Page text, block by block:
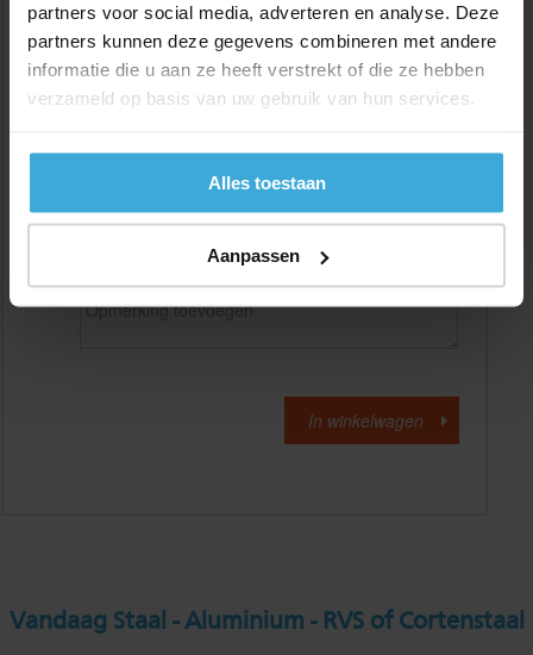
partners voor social media, adverteren en analyse. Deze
partners kunnen deze gegevens combineren met andere
informatie die u aan ze heeft verstrekt of die ze hebben
verzameld op basis van uw gebruik van hun services.
Alles toestaan
Aanpassen
+/- 2 mm lengtetolerantie
Materiaalkosten
Alle bedragen zijn excl. 21% BTW
Vandaag Staal - Aluminium - RVS of Cortenstaal